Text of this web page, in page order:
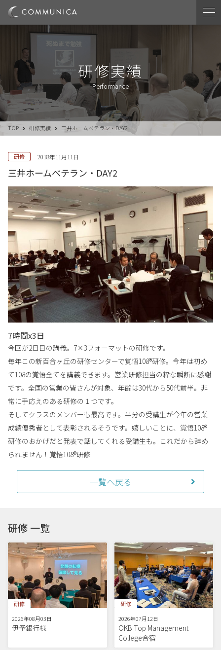
研修実績
Performance
TOP 研修実績 三井ホームベテラン・DAY2
研修 2018年11月11日
三井ホームベテラン・DAY2
7時間x3日
今回が2日目の講義。7×3フォーマットの研修です。
毎年この新百合ヶ丘の研修センターで覚悟108®研修。今年は初め
て108の覚悟全てを講義できます。営業研修担当の粋な瞬断に感謝
です。全国の営業の皆さんが対象、年齢は30代から50代前半。非
常に手応えのある研修の１つです。
そしてクラスのメンバーも最高です。半分の受講生が今年の営業
成績優秀者として表彰されるそうです。嬉しいことに、覚悟108®
研修のおかげだと発表で話してくれる受講生も。これだから辞め
られません！覚悟108®研修
一覧へ戻る
研修 一覧
研修
2026年08月03日
伊予銀行様
研修
2026年07月12日
OKB Top Management
College合宿